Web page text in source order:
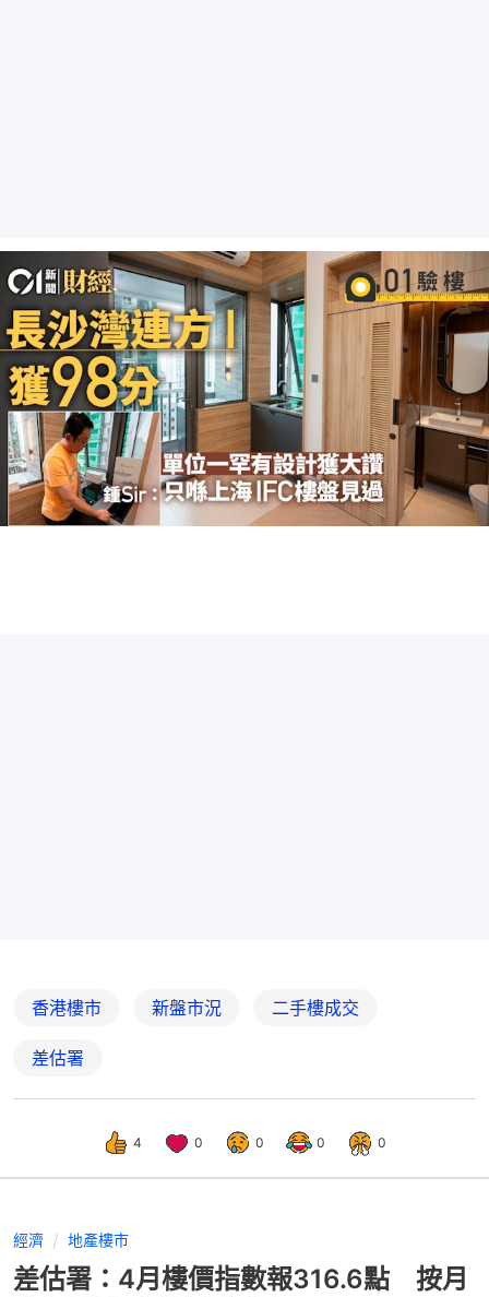
香港樓市 新盤市況 二手樓成交
差估署
4 0 0 0 0
經濟 地產樓市
差估署：4月樓價指數報316.6點 按月